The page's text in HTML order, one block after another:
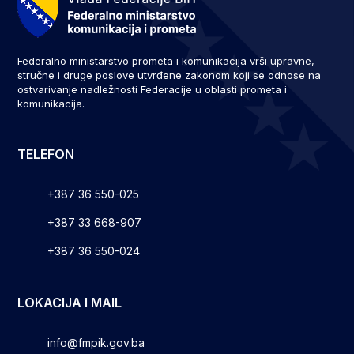
Federalno ministarstvo prometa i komunikacija vrši upravne,
stručne i druge poslove utvrđene zakonom koji se odnose na
ostvarivanje nadležnosti Federacije u oblasti prometa i
komunikacija.
TELEFON
+387 36 550-025
+387 33 668-907
+387 36 550-024
LOKACIJA I MAIL
info@fmpik.gov.ba